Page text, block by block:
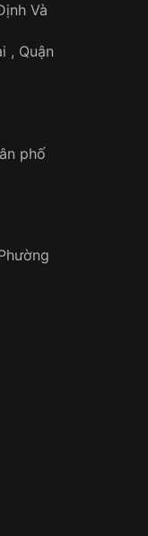
Và
, Quận
phố